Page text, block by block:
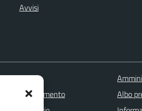
Avvisi
appuntamento
Albo